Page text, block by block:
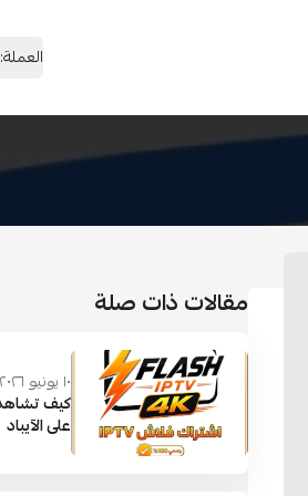
العملة:
مقالات ذات صلة
١٠ يونيو ٢٠٢٦
على الآيباد